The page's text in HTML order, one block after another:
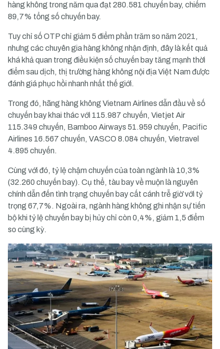
hàng không trong năm qua đạt 280.581 chuyến bay, chiếm
89,7% tổng số chuyến bay.
Tuy chỉ số OTP chỉ giảm 5 điểm phần trăm so năm 2021,
nhưng các chuyên gia hàng không nhận định, đây là kết quả
khá khả quan trong điều kiện số chuyến bay tăng mạnh thời
điểm sau dịch, thị trường hàng không nội địa Việt Nam được
đánh giá phục hồi nhanh nhất thế giới.
Trong đó, hãng hàng không Vietnam Airlines dẫn đầu về số
chuyến bay khai thác với 115.987 chuyến, Vietjet Air
115.349 chuyến, Bamboo Airways 51.959 chuyến, Pacific
Airlines 16.567 chuyến, VASCO 8.084 chuyến, Vietravel
4.895 chuyến.
Cùng với đó, tỷ lệ chậm chuyến của toàn ngành là 10,3%
(32.260 chuyến bay). Cụ thể, tàu bay về muộn là nguyên
chính dẫn đến tình trạng chuyến bay cất cánh trễ giờ với tỷ
trọng 67,7%. Ngoài ra, ngành hàng không ghi nhận sự tiến
bộ khi tỷ lệ chuyến bay bị hủy chỉ còn 0,4%, giảm 1,5 điểm
so cùng kỳ.